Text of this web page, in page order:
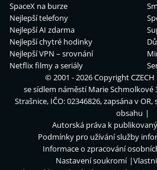
SpaceX na burze
Nejlepší telefony
Nejlepší AI zdarma
Nejlepší chytré hodinky
Nejlepší VPN – srovnání
Netflix filmy a seriály
© 2001 - 2026 CopyrightCZECH
se sídlem náměstí Marie Schmolkové
Strašnice, IČO: 02346826, zapsána v
obsahu
Autorská práva k
Podmínky pro užívání služby
Informace o zpracování
Nastavení soukromí